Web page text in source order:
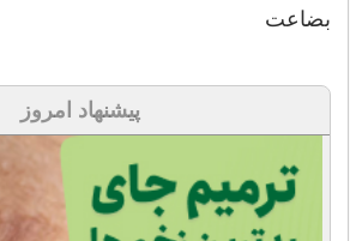
بضاعت
پیشنهاد امروز